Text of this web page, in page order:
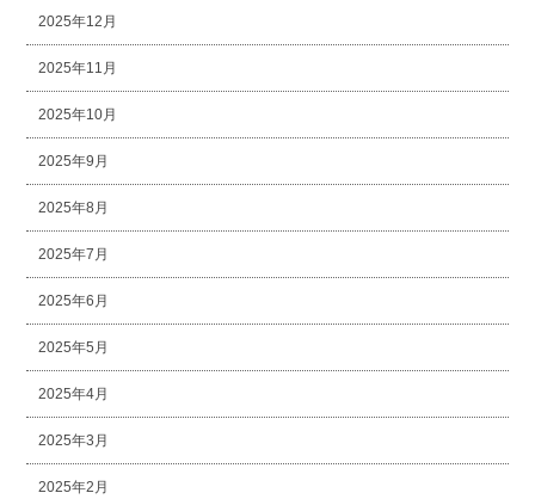
2025年12月
2025年11月
2025年10月
2025年9月
2025年8月
2025年7月
2025年6月
2025年5月
2025年4月
2025年3月
2025年2月